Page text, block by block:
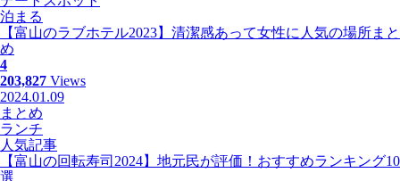
泊まる
【富山のラブホテル2023】清潔感あって女性に人気の場所まと
め
4
203,827 Views
2024.01.09
まとめ
ランチ
人気記事
【富山の回転寿司2024】地元民が評価！おすすめランキング10
選